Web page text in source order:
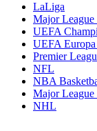
LaLiga
Major
UEFA
UEFA
Premier
NFL
NBA
Major League
NHL